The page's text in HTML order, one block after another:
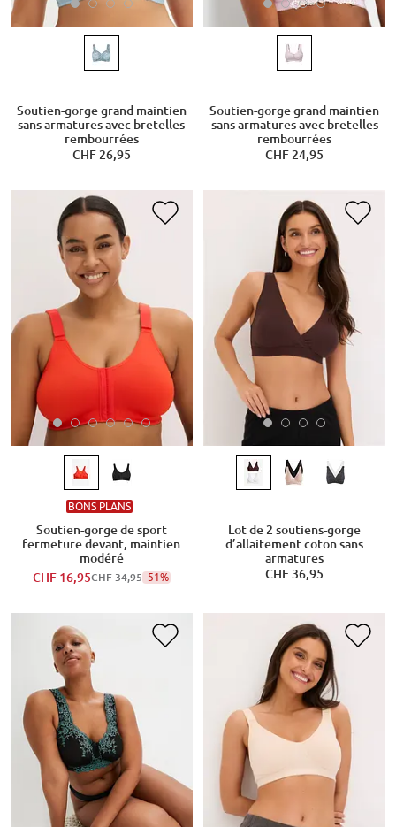
Soutien-gorge grand maintien
sans armatures avec bretelles
rembourrées
CHF 26,95
Soutien-gorge grand maintien
sans armatures avec bretelles
rembourrées
CHF 24,95
BONS PLANS
Soutien-gorge de sport
fermeture devant, maintien
modéré
CHF 16,95CHF 34,95-51%
Lot de 2 soutiens-gorge
d’allaitement coton sans
armatures
CHF 36,95